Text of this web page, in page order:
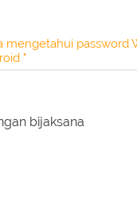
mengetahui password
"
bijaksana